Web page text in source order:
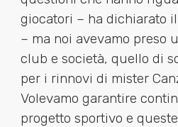
giocatori – ha dichiarato
– ma noi avevamo preso
club e società, quello di
per i rinnovi di mister
Volevamo garantire
progetto sportivo e